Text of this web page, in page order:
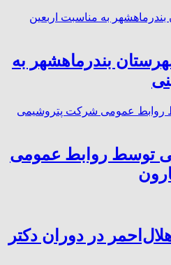
بندرماهشهر به
توسط روابط عمومی
در دوران دکتر